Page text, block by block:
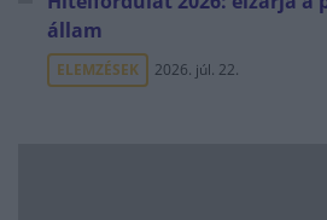
állam
ELEMZÉSEK 2026. júl. 22.